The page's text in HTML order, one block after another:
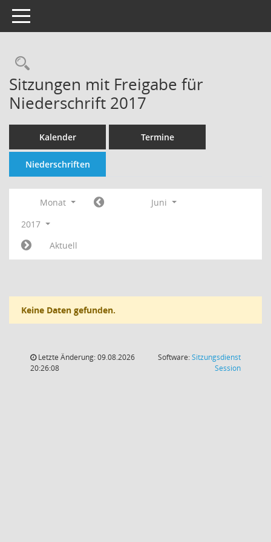
Toggle navigation
Rechercheauswahl
Sitzungen mit Freigabe für
Niederschrift 2017
Kalender Termine
Niederschriften
Monat
Juni
2017
Aktuell
Keine Daten gefunden.
Letzte Änderung: 09.08.2026
20:26:08
Software:Sitzungsdienst
Session(Wird in